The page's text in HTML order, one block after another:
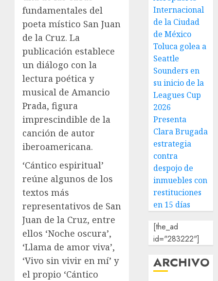
fundamentales del
poeta místico San Juan
de la Cruz. La
publicación establece
un diálogo con la
lectura poética y
musical de Amancio
Prada, figura
imprescindible de la
canción de autor
iberoamericana.
‘Cántico espiritual’
reúne algunos de los
textos más
representativos de San
Juan de la Cruz, entre
ellos ‘Noche oscura’,
‘Llama de amor viva’,
‘Vivo sin vivir en mí’ y
el propio ‘Cántico
Internacional
de la Ciudad
de México
Toluca golea a
Seattle
Sounders en
su inicio de la
Leagues Cup
2026
Presenta
Clara Brugada
estrategia
contra
despojo de
inmuebles con
restituciones
en 15 días
[the_ad
id="283222"]
ARCHIVO